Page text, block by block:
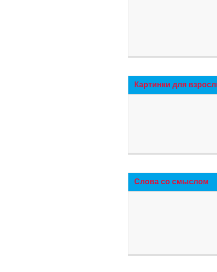
Картинки для
Слова со смыслом